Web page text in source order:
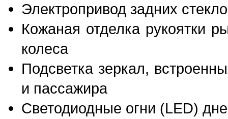
Электропривод задних
Кожаная отделка рукоятки
колеса
Подсветка зеркал,
и пассажира
Светодиодные огни (LED)